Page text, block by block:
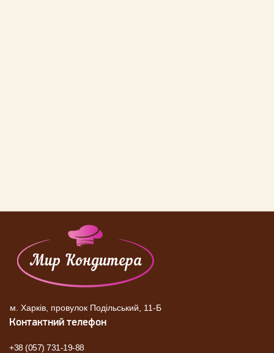
м. Харків, провулок Подільський, 11-Б
Контактний телефон
+38 (057) 731-19-88